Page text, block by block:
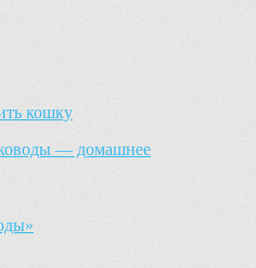
кошку
— домашнее